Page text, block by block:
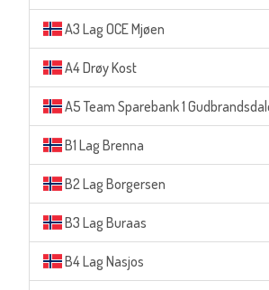
A3 Lag OCE Mjøen
A4 Drøy Kost
A5 Team Sparebank 1
B1 Lag Brenna
B2 Lag Borgersen
B3 Lag Buraas
B4 Lag Nasjos